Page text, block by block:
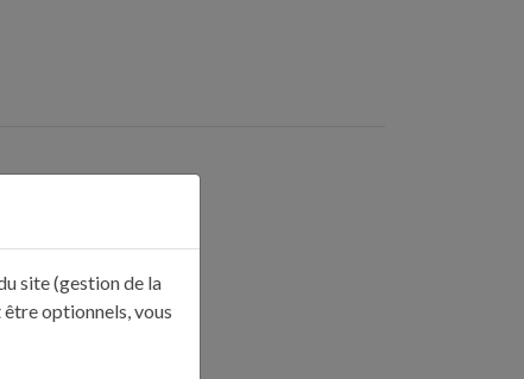
site (gestion de la
optionnels, vous